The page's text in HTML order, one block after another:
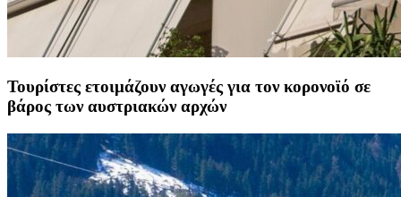
Τουρίστες ετοιμάζουν αγωγές για τον κορονοϊό σε
βάρος των αυστριακών αρχών